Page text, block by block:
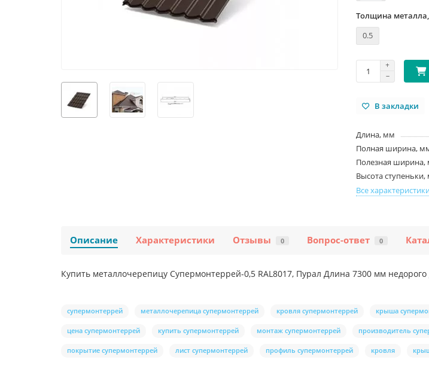
Толщина
0.5
В закладки
Длина, мм
Полная ширина,
Полезная ширина,
Высота
Все характеристики
Описание Характеристики Отзывы 0 Вопрос-ответ 0
Купить металлочерепицу Супермонтеррей-0,5 RAL8017, Пурал Длина 7300 мм
супермонтеррей металлочерепица супермонтеррей кровля супермонтеррей крыша
цена супермонтеррей купить супермонтеррей монтаж супермонтеррей производитель
покрытие супермонтеррей лист супермонтеррей профиль супермонтеррей кровля